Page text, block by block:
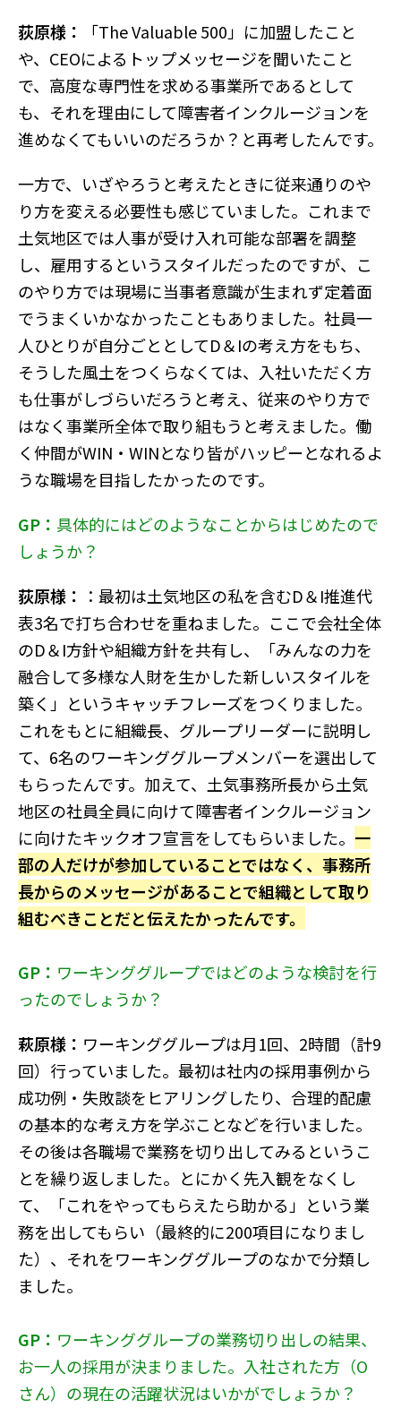
荻原様：
「The Valuable 500」に加盟したこと
や、CEOによるトップメッセージを聞いたこと
で、高度な専門性を求める事業所であるとして
も、それを理由にして障害者インクルージョンを
進めなくてもいいのだろうか？と再考したんです。
一方で、いざやろうと考えたときに従来通りのや
り方を変える必要性も感じていました。これまで
土気地区では人事が受け入れ可能な部署を調整
し、雇用するというスタイルだったのですが、こ
のやり方では現場に当事者意識が生まれず定着面
でうまくいかなかったこともありました。社員一
人ひとりが自分ごととしてD＆Iの考え方をもち、
そうした風土をつくらなくては、入社いただく方
も仕事がしづらいだろうと考え、従来のやり方で
はなく事業所全体で取り組もうと考えました。働
く仲間がWIN・WINとなり皆がハッピーとなれるよ
うな職場を目指したかったのです。
GP： 具体的にはどのようなことからはじめたので
しょうか？
荻原様： ：最初は土気地区の私を含むD＆I推進代
表3名で打ち合わせを重ねました。ここで会社全体
のD＆I方針や組織方針を共有し、「みんなの力を
融合して多様な人財を生かした新しいスタイルを
築く」というキャッチフレーズをつくりました。
これをもとに組織長、グループリーダーに説明し
て、6名のワーキンググループメンバーを選出して
もらったんです。加えて、土気事務所長から土気
地区の社員全員に向けて障害者インクルージョン
に向けたキックオフ宣言をしてもらいました。 一
部の人だけが参加していることではなく、事務所
長からのメッセージがあることで組織として取り
組むべきことだと伝えたかったんです。
GP： ワーキンググループではどのような検討を行
ったのでしょうか？
萩原様： ワーキンググループは月1回、2時間（計9
回）行っていました。最初は社内の採用事例から
成功例・失敗談をヒアリングしたり、合理的配慮
の基本的な考え方を学ぶことなどを行いました。
その後は各職場で業務を切り出してみるというこ
とを繰り返しました。とにかく先入観をなくし
て、「これをやってもらえたら助かる」という業
務を出してもらい（最終的に200項目になりまし
た）、それをワーキンググループのなかで分類し
ました。
GP： ワーキンググループの業務切り出しの結果、
お一人の採用が決まりました。入社された方（O
さん）の現在の活躍状況はいかがでしょうか？